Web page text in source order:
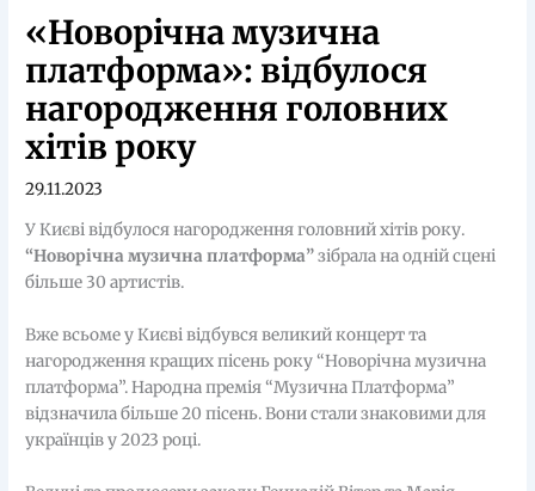
«Новорічна музична
платформа»: відбулося
нагородження головних
хітів року
29.11.2023
У Києві відбулося нагородження головний хітів року.
“Новорічна музична платформа”зібрала на одній сцені
більше 30 артистів.
Вже всьоме у Києві відбувся великий концерт та
нагородження кращих пісень року “Новорічна музична
платформа”. Народна премія “Музична Платформа”
відзначила більше 20 пісень. Вони стали знаковими для
українців у 2023 році.